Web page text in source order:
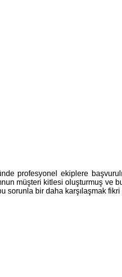
profesyonel ekiplere
müşteri kitlesi oluşturmuş ve
bir daha karşılaşmak fikri